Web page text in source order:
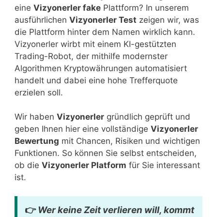
eine Vizyonerler fake Plattform? In unserem
ausführlichen Vizyonerler Test zeigen wir, was
die Plattform hinter dem Namen wirklich kann.
Vizyonerler wirbt mit einem KI-gestützten
Trading-Robot, der mithilfe modernster
Algorithmen Kryptowährungen automatisiert
handelt und dabei eine hohe Trefferquote
erzielen soll.
Wir haben Vizyonerler gründlich geprüft und
geben Ihnen hier eine vollständige Vizyonerler
Bewertung mit Chancen, Risiken und wichtigen
Funktionen. So können Sie selbst entscheiden,
ob die Vizyonerler Platform für Sie interessant
ist.
👉Wer keine Zeit verlieren will, kommt